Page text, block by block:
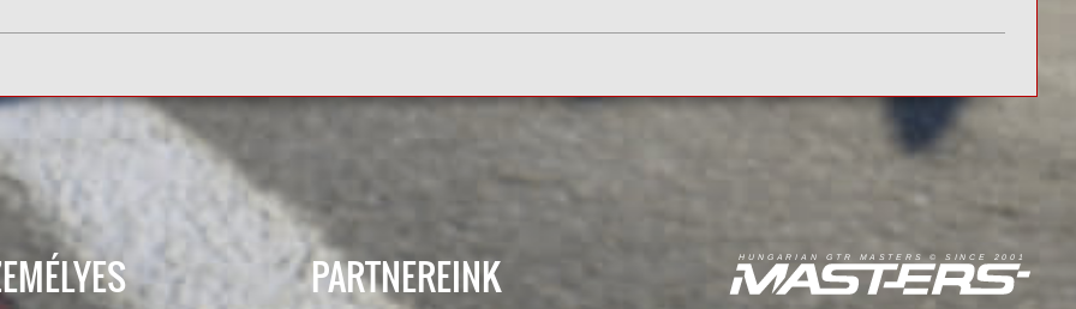
PARTNEREINK H U N G A R I A N G T R M A S T E R S © S I N C E 2 0 0 1